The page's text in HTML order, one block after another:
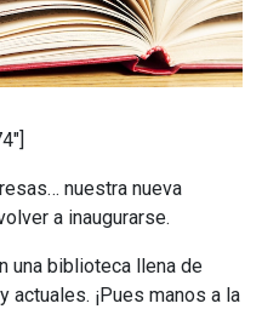
nuestra nueva
a inaugurarse.
una biblioteca llena de
actuales. ¡Pues manos a la